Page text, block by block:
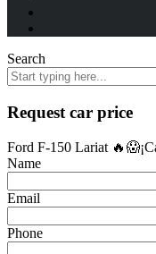
Search
Request car price
Ford F-150 Lariat
Name
Email
Phone